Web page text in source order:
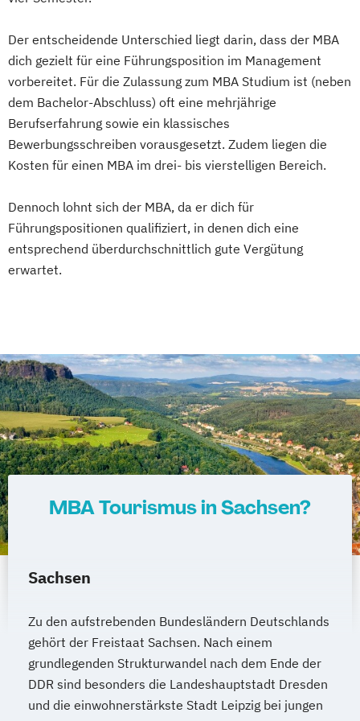
Der entscheidende Unterschied liegt darin, dass der MBA
dich gezielt für eine Führungsposition im Management
vorbereitet. Für die Zulassung zum MBA Studium ist (neben
dem Bachelor-Abschluss) oft eine mehrjährige
Berufserfahrung sowie ein klassisches
Bewerbungsschreiben vorausgesetzt. Zudem liegen die
Kosten für einen MBA im drei- bis vierstelligen Bereich.
Dennoch lohnt sich der MBA, da er dich für
Führungspositionen qualifiziert, in denen dich eine
entsprechend überdurchschnittlich gute Vergütung
erwartet.
MBA Tourismus in Sachsen?
Sachsen
Zu den aufstrebenden Bundesländern Deutschlands
gehört der Freistaat Sachsen. Nach einem
grundlegenden Strukturwandel nach dem Ende der
DDR sind besonders die Landeshauptstadt Dresden
und die einwohnerstärkste Stadt Leipzig bei jungen